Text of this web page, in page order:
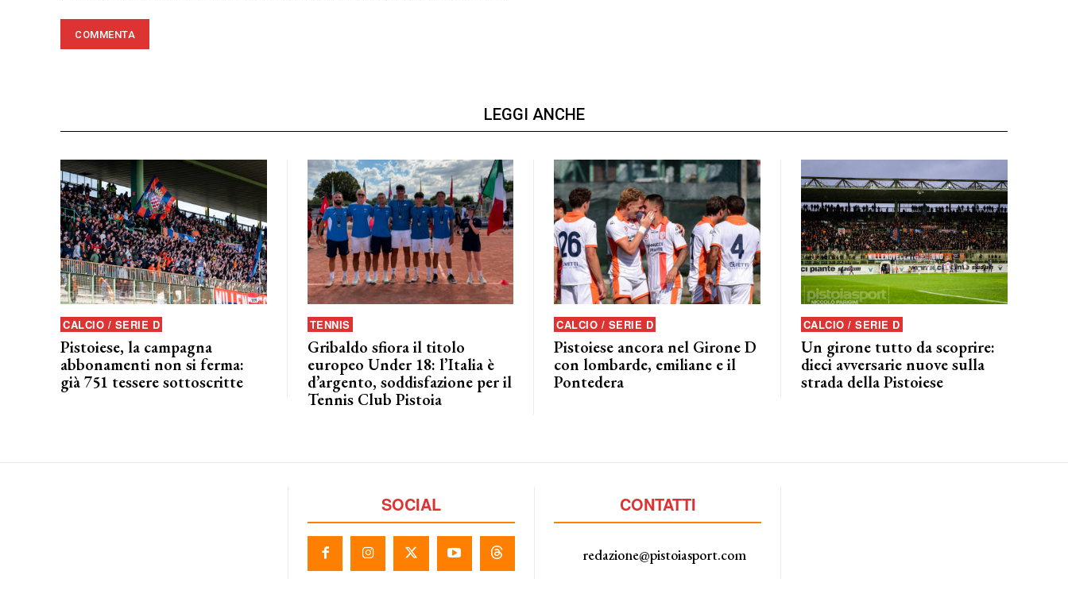
LEGGI ANCHE
CALCIO / SERIE D
Pistoiese, la campagna
abbonamenti non si ferma:
già 751 tessere sottoscritte
TENNIS
Gribaldo sfiora il titolo
europeo Under 18: l’Italia è
d’argento, soddisfazione per il
Tennis Club Pistoia
CALCIO / SERIE D
Pistoiese ancora nel Girone D
con lombarde, emiliane e il
Pontedera
CALCIO / SERIE D
Un girone tutto da scoprire:
dieci avversarie nuove sulla
strada della Pistoiese
SOCIAL CONTATTI
redazione@pistoiasport.com